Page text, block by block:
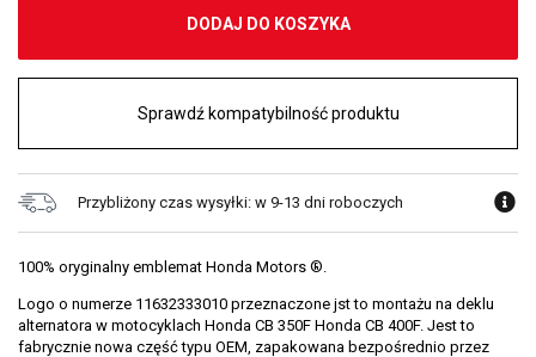
DODAJ DO KOSZYKA
Sprawdź kompatybilność produktu
Przybliżony czas wysyłki: w 9-13 dni roboczych
100% oryginalny emblemat Honda Motors ®.
Logo o numerze 11632333010 przeznaczone jst to montażu na deklu
alternatora w motocyklach Honda CB 350F Honda CB 400F. Jest to
fabrycznie nowa część typu OEM, zapakowana bezpośrednio przez